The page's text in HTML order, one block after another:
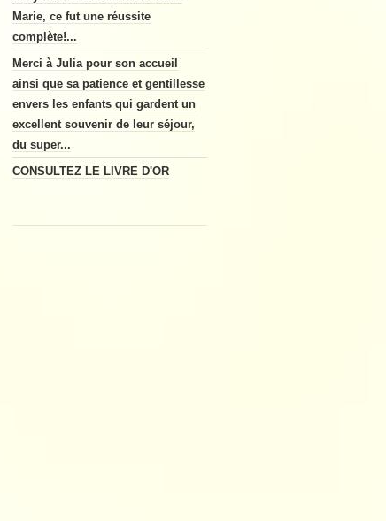
Marie, ce fut une réussite
complète!...
Merci à Julia pour son accueil
ainsi que sa patience et gentillesse
envers les enfants qui gardent un
excellent souvenir de leur séjour,
du super...
CONSULTEZ LE LIVRE D'OR